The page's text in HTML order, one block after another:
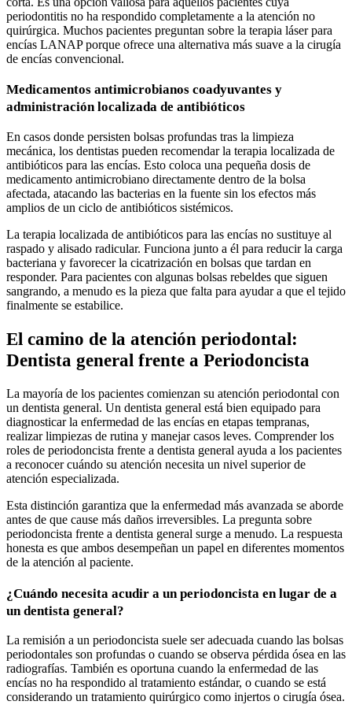
periodontitis no ha respondido completamente a la atención no
quirúrgica. Muchos pacientes preguntan sobre la terapia láser para
encías LANAP porque ofrece una alternativa más suave a la cirugía
de encías convencional.
Medicamentos antimicrobianos coadyuvantes y
administración localizada de antibióticos
En casos donde persisten bolsas profundas tras la limpieza
mecánica, los dentistas pueden recomendar la terapia localizada de
antibióticos para las encías. Esto coloca una pequeña dosis de
medicamento antimicrobiano directamente dentro de la bolsa
afectada, atacando las bacterias en la fuente sin los efectos más
amplios de un ciclo de antibióticos sistémicos.
La terapia localizada de antibióticos para las encías no sustituye al
raspado y alisado radicular. Funciona junto a él para reducir la carga
bacteriana y favorecer la cicatrización en bolsas que tardan en
responder. Para pacientes con algunas bolsas rebeldes que siguen
sangrando, a menudo es la pieza que falta para ayudar a que el tejido
finalmente se estabilice.
El camino de la atención periodontal:
Dentista general frente a Periodoncista
La mayoría de los pacientes comienzan su atención periodontal con
un dentista general. Un dentista general está bien equipado para
diagnosticar la enfermedad de las encías en etapas tempranas,
realizar limpiezas de rutina y manejar casos leves. Comprender los
roles de periodoncista frente a dentista general ayuda a los pacientes
a reconocer cuándo su atención necesita un nivel superior de
atención especializada.
Esta distinción garantiza que la enfermedad más avanzada se aborde
antes de que cause más daños irreversibles. La pregunta sobre
periodoncista frente a dentista general surge a menudo. La respuesta
honesta es que ambos desempeñan un papel en diferentes momentos
de la atención al paciente.
¿Cuándo necesita acudir a un periodoncista en lugar de a
un dentista general?
La remisión a un periodoncista suele ser adecuada cuando las bolsas
periodontales son profundas o cuando se observa pérdida ósea en las
radiografías. También es oportuna cuando la enfermedad de las
encías no ha respondido al tratamiento estándar, o cuando se está
considerando un tratamiento quirúrgico como injertos o cirugía ósea.